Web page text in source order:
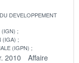
DEVELOPPEMENT
(IGN)
(IGA)
(IGPN)
2010
Affaire